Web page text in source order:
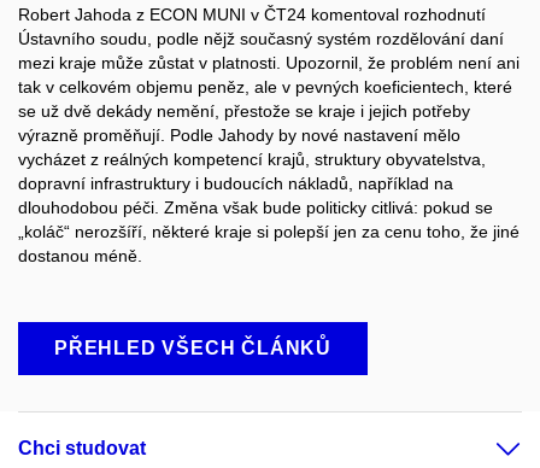
Robert Jahoda z ECON MUNI v ČT24 komentoval rozhodnutí
Ústavního soudu, podle nějž současný systém rozdělování daní
mezi kraje může zůstat v platnosti. Upozornil, že problém není ani
tak v celkovém objemu peněz, ale v pevných koeficientech, které
se už dvě dekády nemění, přestože se kraje i jejich potřeby
výrazně proměňují. Podle Jahody by nové nastavení mělo
vycházet z reálných kompetencí krajů, struktury obyvatelstva,
dopravní infrastruktury i budoucích nákladů, například na
dlouhodobou péči. Změna však bude politicky citlivá: pokud se
„koláč“ nerozšíří, některé kraje si polepší jen za cenu toho, že jiné
dostanou méně.
PŘEHLED VŠECH ČLÁNKŮ
Chci studovat